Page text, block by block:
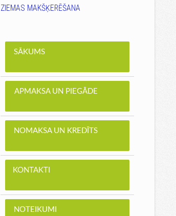
ZIEMAS MAKŠĶERĒŠANA
SĀKUMS
APMAKSA UN PIEGĀDE
NOMAKSA UN KREDĪTS
KONTAKTI
NOTEIKUMI